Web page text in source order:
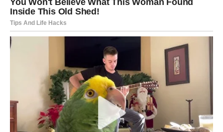
Istinski jaki ljudi su oni koji imaju hrabrosti suočiti se sa
svojim emocijama.
Suze nisu neprijatelj. One su prirodan način na koji tijelo
oslobađa nagomilanu bol. Nakon iskrenog plača mnogi
ljudi osjećaju olakšanje upravo zato što su dopustili
emocijama da izađu.
Nema ništa loše u tome da ponekad budete slomljeni.
Loše je samo ostati zarobljen u boli bez pokušaja da